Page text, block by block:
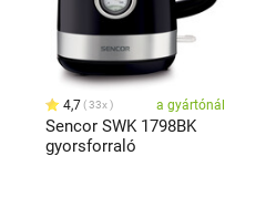
4,7 33x a gyártónál
Sencor SWK 1798BK
gyorsforraló